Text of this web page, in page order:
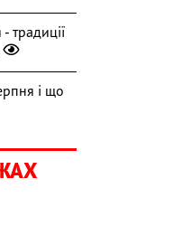
традиції
і що